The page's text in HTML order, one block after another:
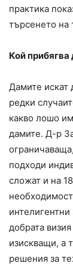
практика
търсенето на
Кой прибягва
Дамите искат
редки
какво лошо
дамите. Д-р
подходи
сложат и на
добрата
изискващи, а
решения за